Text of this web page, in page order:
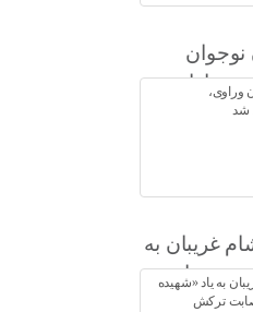
نوجوان
بیماران
غریبان به
نژاد» در
موشک‌های